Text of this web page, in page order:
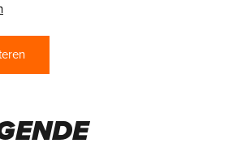
TRABUCO 12